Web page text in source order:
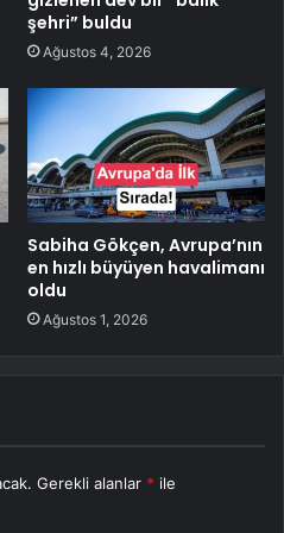
şehri” buldu
Ağustos 4, 2026
Sabiha Gökçen, Avrupa’nın
en hızlı büyüyen havalimanı
oldu
Ağustos 1, 2026
Gerekli alanlar * ile